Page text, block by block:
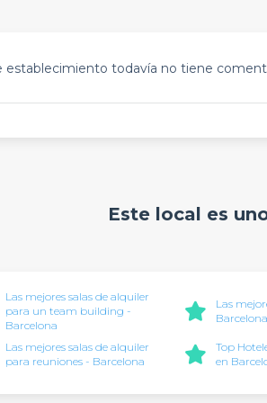
establecimiento todavía no tiene
Este local es
Las mejores salas de alquiler
para un team building -
Barcelona
Las
Las mejores salas de alquiler
para reuniones - Barcelona
Top
en